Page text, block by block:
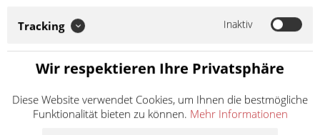
steht. KMP italiana setzt zudem auf europäische
Materialqualität und Herstellung. So...
1,50 € *
Inhalt:1
inkl. MwSt.zzgl. Versandkosten
Tracking Inaktiv
Wir respektieren Ihre Privatsphäre
Diese Website verwendet Cookies, um Ihnen die bestmögliche
Funktionalität bieten zu können. Mehr Informationen